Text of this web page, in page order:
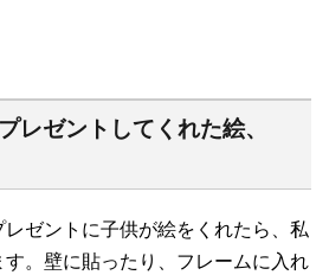
レゼントしてくれた絵、
ゼントに子供が絵をくれたら、私
。壁に貼ったり、フレームに入れ